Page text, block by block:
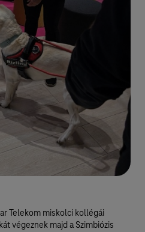
Telekom miskolci kollégái
végeznek majd a Szimbiózis